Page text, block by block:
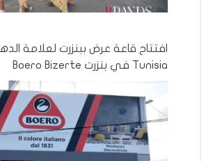
Tunisia في بنزرت Boero Bizerte